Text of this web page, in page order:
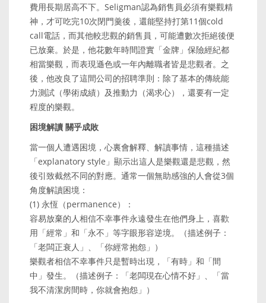
費用長期居高不下。Seligman認為銷售員必須有樂觀精
神，才可吃完10次閉門羹後，還能堅持打第11個cold
call電話，而其他較悲觀的銷售員，可能遭數次拒絕後便
已放棄。於是，他花數年時間證實「金牌」保險經紀都
相當樂觀，而表現遜色或一年內離職者皆是悲觀者。之
後，他改良了這間公司的招聘準則：除了基本的傳統能
力測試（學術成績）及推動力（渴求心），還要有一定
程度的樂觀。
困境解讀 關乎成敗
當一個人遭遇困境，心裏會解釋、解讀事情，這種描述
「explanatory style」顯示出這人是樂觀還是悲觀，然
後引致截然不同的對應。通常一個無助感強的人會從3個
角度解讀困境：
(1) 永恆（permanence）：
容易放棄的人相信不幸事件永遠發生在他們身上，喜歡
用「經常」和「永不」等字眼形容逆境。（描述例子：
「老闆正衰人」、「你經常抱怨」）
樂觀者相信不幸事件只是暫時出現，「有時」和「間
中」發生。（描述例子：「老闆現在心情不好」、「當
我不清潔房間時，你就會抱怨」）